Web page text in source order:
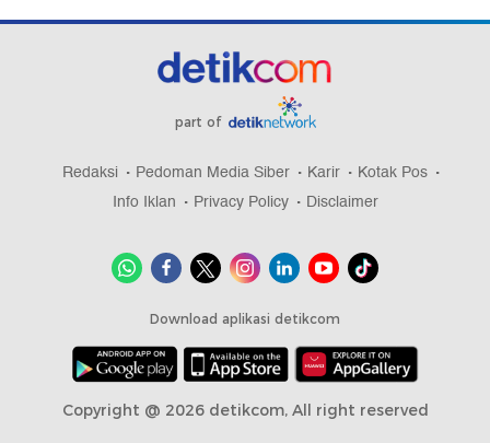
part of
Redaksi Pedoman Media Siber Karir
Kotak Pos
Info Iklan
Privacy Policy Disclaimer
Download aplikasi detikcom
Copyright @ 2026 detikcom, All right reserved